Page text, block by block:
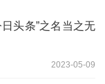
头条”之名当之无
2023-05-09